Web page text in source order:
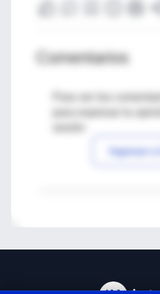
Comentarios
Para ver los
Ingresar a